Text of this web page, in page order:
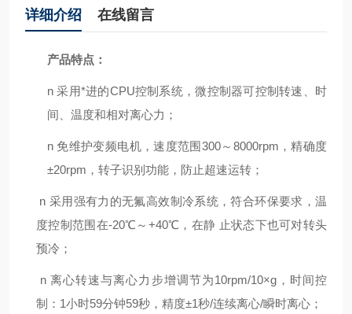
详细介绍 在线留言
产品特点：
n采用*进的CPU控制系统，微控制器可控制转速、时
间、温度和相对离心力；
n免维护变频电机，速度范围300～8000rpm，精确度
±20rpm，转子识别功能，防止超速运转；
n 采用强有力的无氟高效制冷系统，符合环保要求，温
度控制范围在-20℃～ +40℃，在静 止状态下也可对转头
预冷；
n离心转速与离心力步增调节为10rpm/10×g，时间控
制：1小时59分钟59秒，精度±1秒/连续离心/瞬时离心；